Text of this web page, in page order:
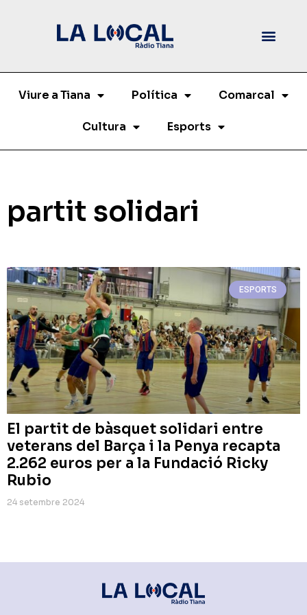
Viure a Tiana Política Comarcal
Cultura Esports
partit solidari
ESPORTS
El partit de bàsquet solidari entre
veterans del Barça i la Penya recapta
2.262 euros per a la Fundació Ricky
Rubio
24 setembre 2024